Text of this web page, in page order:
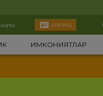
КИРИШ
ИМКОНИЯТЛАР